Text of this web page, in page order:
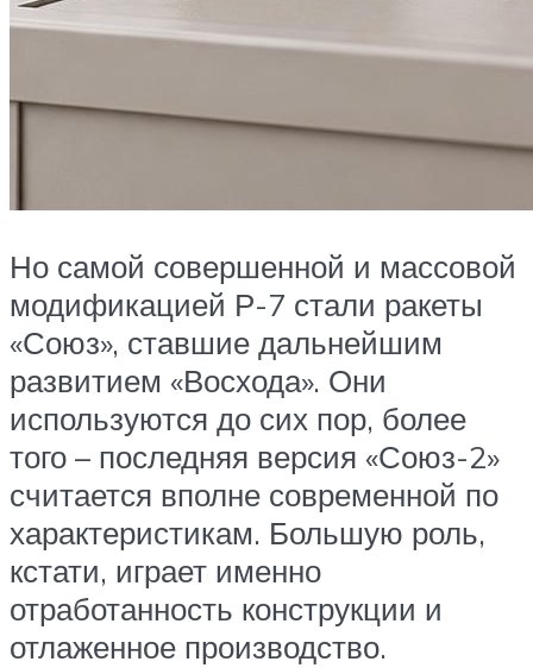
Но самой совершенной и массовой
модификацией Р-7 стали ракеты
«Союз», ставшие дальнейшим
развитием «Восхода». Они
используются до сих пор, более
того – последняя версия «Союз-2»
считается вполне современной по
характеристикам. Большую роль,
кстати, играет именно
отработанность конструкции и
отлаженное производство.